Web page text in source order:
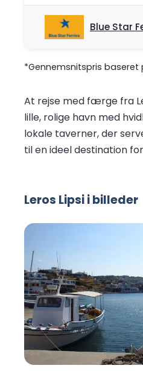
Blue Star
*Gennemsnitspris
At rejse med færge fra
lille, rolige havn med
lokale taverner, der
til en ideel destination
Leros Lipsi i billeder